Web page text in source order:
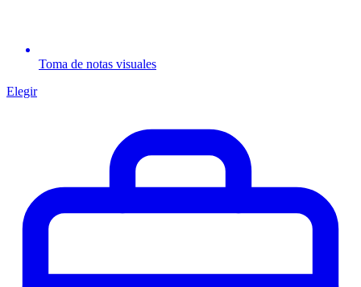
Toma de notas visuales
Elegir